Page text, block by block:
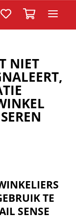
NIET
TE
SENSE